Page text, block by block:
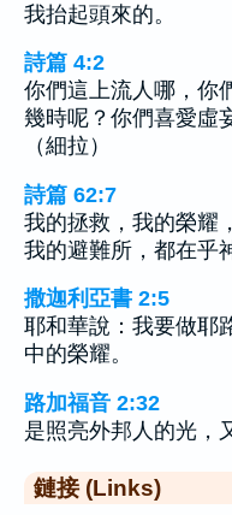
我抬起頭來的。
詩篇 4:2
你們這上流人哪，你
幾時呢？你們喜愛虛
（細拉）
詩篇 62:7
我的拯救，我的榮耀
我的避難所，都在乎
撒迦利亞書 2:5
耶和華說：我要做耶
中的榮耀。
路加福音 2:32
是照亮外邦人的光，
鏈接 (Links)